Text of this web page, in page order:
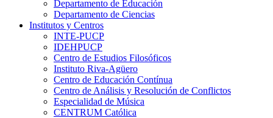
Departamento de Educación
Departamento de Ciencias
Institutos y Centros
INTE-PUCP
IDEHPUCP
Centro de Estudios Filosóficos
Instituto Riva-Agüero
Centro de Educación Contínua
Centro de Análisis y Resolución de Conflictos
Especialidad de Música
CENTRUM Católica